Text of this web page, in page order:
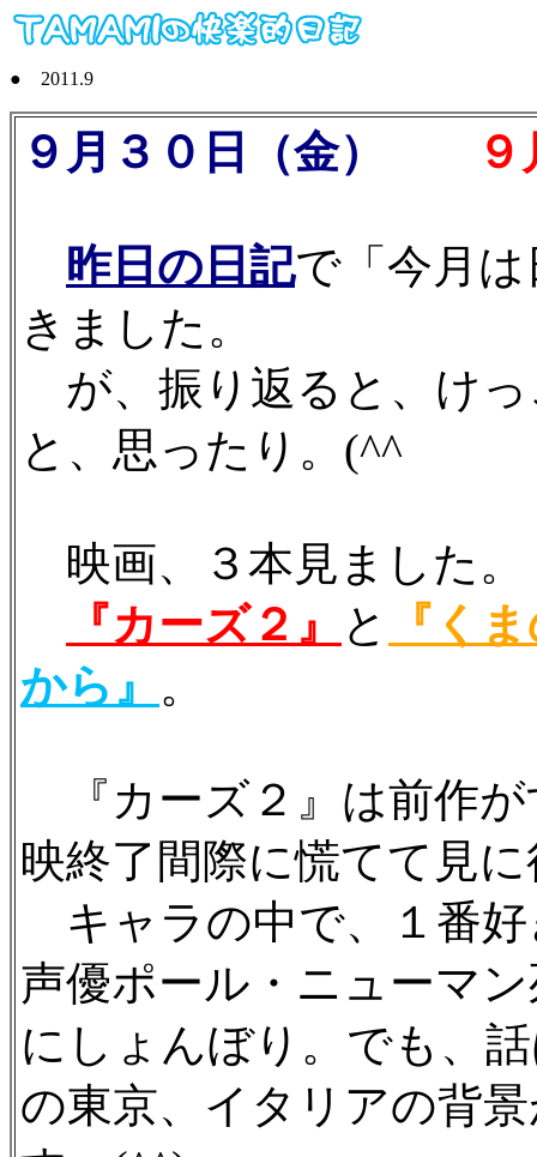
● 2011.9
９月３０日（金） ９
昨日の日記で「今月
きました。
が、振り返ると、け
と、思ったり。(^^ゞ
映画、３本見ました。
『カーズ２』
と
『く
から』 。
『カーズ２』は前作
映終了間際に慌てて見
キャラの中で、１番
声優ポール・ニューマ
にしょんぼり。でも、
の東京、イタリアの背